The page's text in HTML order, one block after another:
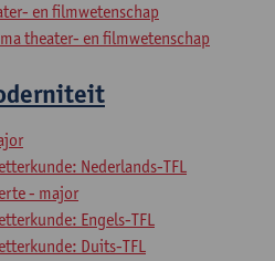
en filmwetenschap
theater- en filmwetenschap
Nederlands-TFL
- major
Engels-TFL
Duits-TFL